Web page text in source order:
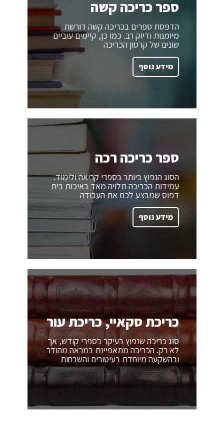
ספר כריכה קשה
הדפסת ספרים בכריכה קשה דורשת
מיומנות ודיוק רב. כמו כן, קיימים עוביים
שונים של קרטון הכריכה
מידע נוסף
ספר כריכה רכה
הסוג הנפוץ ביותר בספרי קריאה ולימוד.
עמידות הכריכה תלויה מאד באיכות בית
דפוס שמבצע לכם את העבודה
מידע נוסף
כריכת סקאיי, כריכת עור
סוג כריכה שנפוץ בעיקר בספרי קודש, אך
לא רק. הכריכה מתאפיינת במראה מהודר
ובהשקעה מיוחדת בעיטורים והשבחות